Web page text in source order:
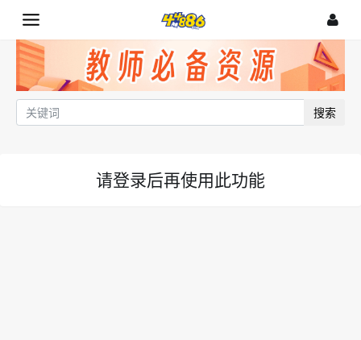
搜索
请登录后再使用此功能